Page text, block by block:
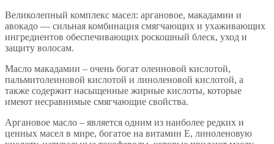
Великолепный комплекс масел: аргановое, макадамии и
авокадо — сильная комбинация смягчающих и ухаживающих
ингредиентов обеспечивающих роскошный блеск, уход и
защиту волосам.
Масло макадамии – очень богат олеиновой кислотой,
пальмитолеиновой кислотой и линоленовой кислотой, а
также содержит насыщенные жирные кислоты, которые
имеют несравнимые смягчающие свойства.
Аргановое масло – является одним из наиболее редких и
ценных масел в мире, богатое на витамин Е, линоленовую